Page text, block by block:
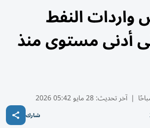
واردات النفط
أدنى مستوى منذ
| آخر تحديث:28 مايو 05:42 2026
شارك